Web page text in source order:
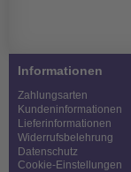
Informationen
Zahlungsarten
Kundeninformationen
Lieferinformationen
Widerrufsbelehrung
Datenschutz
Cookie-Einstellungen